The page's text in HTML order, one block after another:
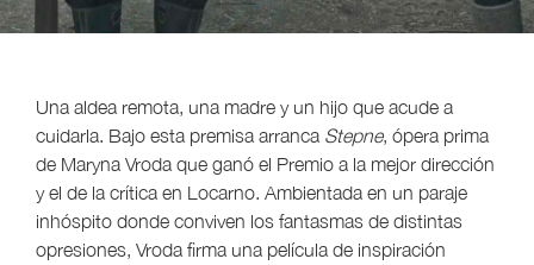
Una aldea remota, una madre y un hijo que acude a
cuidarla. Bajo esta premisa arranca Stepne, ópera prima
de Maryna Vroda que ganó el Premio a la mejor dirección
y el de la crítica en Locarno. Ambientada en un paraje
inhóspito donde conviven los fantasmas de distintas
opresiones, Vroda firma una película de inspiración